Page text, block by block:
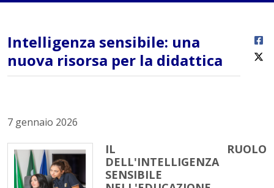
Intelligenza sensibile: una
nuova risorsa per la didattica
7 gennaio 2026
IL RUOLO
DELL'INTELLIGENZA
SENSIBILE